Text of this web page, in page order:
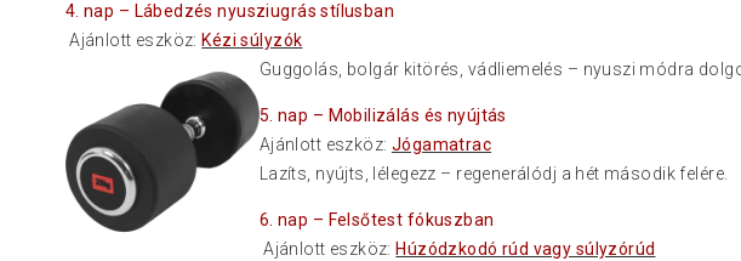
4. nap – Lábedzés nyusziugrás stílusban
Ajánlott eszköz: Kézi súlyzók
Guggolás, bo lgár kitörés, vádliemelés – nyuszi módra
5. nap – Mobilizálás és nyújtás
Ajánlott eszköz: Jógamatrac
Lazíts, nyújts, lélegezz – regenerálódj a hét második felére.
6. nap – Felsőtest fókuszban
Ajánlott eszköz: Húzódzkodó rúd vagy súlyzórúd